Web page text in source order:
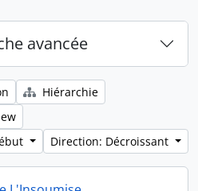
avancée
Hiérarchie
Direction: Décroissant